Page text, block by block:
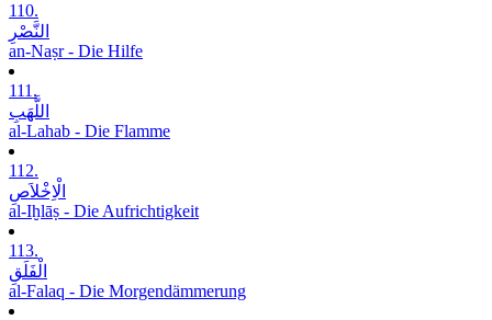
110.
النَّصْرِ
an-Naṣr - Die Hilfe
111.
اللَّھَبِ
al-Lahab - Die Flamme
112.
الْاِخْلاَصِ
al-Iḫlāṣ - Die Aufrichtigkeit
113.
الْفَلَقِ
al-Falaq - Die Morgendämmerung